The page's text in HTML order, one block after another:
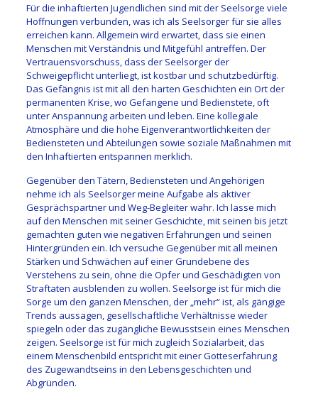
Für die inhaftierten Jugendlichen sind mit der Seelsorge viele
Hoffnungen verbunden, was ich als Seelsorger für sie alles
erreichen kann. Allgemein wird erwartet, dass sie einen
Menschen mit Verständnis und Mitgefühl antreffen. Der
Vertrauensvorschuss, dass der Seelsorger der
Schweigepflicht unterliegt, ist kostbar und schutzbedürftig.
Das Gefängnis ist mit all den harten Geschichten ein Ort der
permanenten Krise, wo Gefangene und Bedienstete, oft
unter Anspannung arbeiten und leben. Eine kollegiale
Atmosphäre und die hohe Eigenverantwortlichkeiten der
Bediensteten und Abteilungen sowie soziale Maßnahmen mit
den Inhaftierten entspannen merklich.
Gegenüber den Tätern, Bediensteten und Angehörigen
nehme ich als Seelsorger meine Aufgabe als aktiver
Gesprächspartner und Weg-Begleiter wahr. Ich lasse mich
auf den Menschen mit seiner Geschichte, mit seinen bis jetzt
gemachten guten wie negativen Erfahrungen und seinen
Hintergründen ein. Ich versuche Gegenüber mit all meinen
Stärken und Schwächen auf einer Grundebene des
Verstehens zu sein, ohne die Opfer und Geschädigten von
Straftaten ausblenden zu wollen. Seelsorge ist für mich die
Sorge um den ganzen Menschen, der „mehr“ ist, als gängige
Trends aussagen, gesellschaftliche Verhältnisse wieder
spiegeln oder das zugängliche Bewusstsein eines Menschen
zeigen. Seelsorge ist für mich zugleich Sozialarbeit, das
einem Menschenbild entspricht mit einer Gotteserfahrung
des Zugewandtseins in den Lebensgeschichten und
Abgründen.